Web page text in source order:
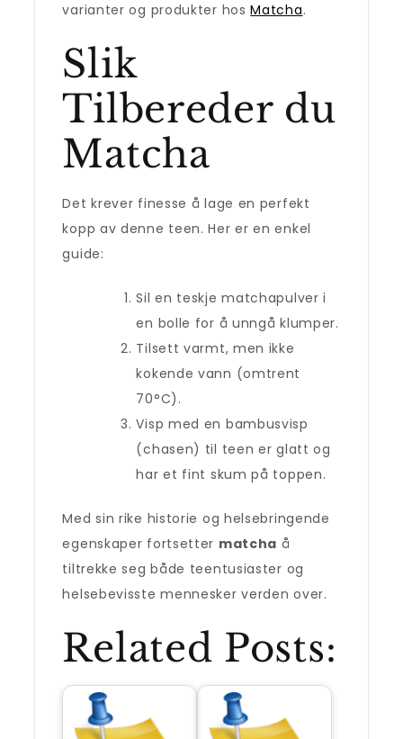
varianter og produkter hosMatcha.
Slik
Tilbereder du
Matcha
Det krever finesse å lage en perfekt
kopp av denne teen. Her er en enkel
guide:
Sil en teskje matchapulver i
en bolle for å unngå klumper.
Tilsett varmt, men ikke
kokende vann (omtrent
70°C).
Visp med en bambusvisp
(chasen) til teen er glatt og
har et fint skum på toppen.
Med sin rike historie og helsebringende
egenskaper fortsetter matcha å
tiltrekke seg både teentusiaster og
helsebevisste mennesker verden over.
Related Posts: